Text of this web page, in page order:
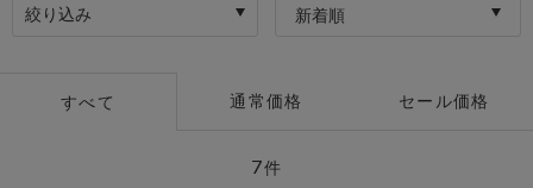
絞り込み 新着順
すべて 通常価格 セール価格
7件